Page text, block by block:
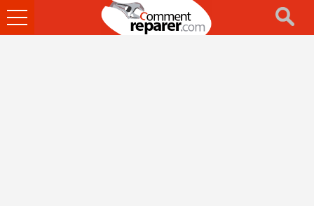
Ouvrir
le